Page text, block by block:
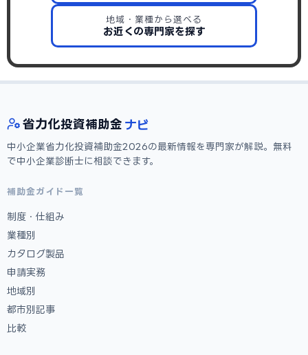
地域・業種から選べる
お近くの専門家を探す
省力化投資補助金 ナビ
中小企業省力化投資補助金2026の最新情報を専門家が解説。無料
で中小企業診断士に相談できます。
補助金ガイド一覧
制度・仕組み
業種別
カタログ製品
申請実務
地域別
都市別記事
比較